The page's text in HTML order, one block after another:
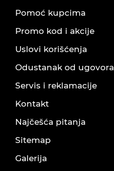
Pomoć kupcima
Promo kod i akcije
Uslovi korišćenja
Odustanak od ugovora
Servis i reklamacije
Kontakt
Najčešća pitanja
Sitemap
Galerija